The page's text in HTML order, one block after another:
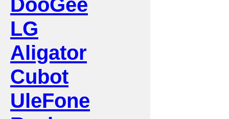
DooGee
LG
Aligator
Cubot
UleFone